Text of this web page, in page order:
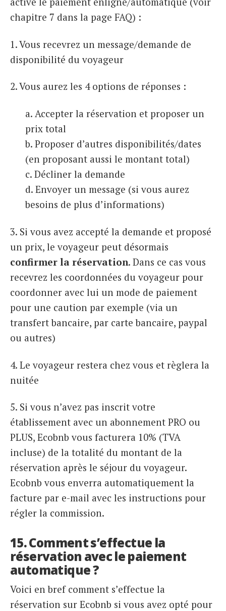
chapitre 7 dans la page FAQ) :
1. Vous recevrez un message/demande de
disponibilité du voyageur
2. Vous aurez les 4 options de réponses :
a. Accepter la réservation et proposer un
prix total
b. Proposer d’autres disponibilités/dates
(en proposant aussi le montant total)
c. Décliner la demande
d. Envoyer un message (si vous aurez
besoins de plus d’informations)
3. Si vous avez accepté la demande et proposé
un prix, le voyageur peut désormais
confirmer la réservation. Dans ce cas vous
recevrez les coordonnées du voyageur pour
coordonner avec lui un mode de paiement
pour une caution par exemple (via un
transfert bancaire, par carte bancaire, paypal
ou autres)
4. Le voyageur restera chez vous et règlera la
nuitée
5. Si vous n’avez pas inscrit votre
établissement avec un abonnement PRO ou
PLUS, Ecobnb vous facturera 10% (TVA
incluse) de la totalité du montant de la
réservation après le séjour du voyageur.
Ecobnb vous enverra automatiquement la
facture par e-mail avec les instructions pour
régler la commission.
15. Comment s’effectue la
réservation avec le paiement
automatique ?
Voici en bref comment s’effectue la
réservation sur Ecobnb si vous avez opté pour